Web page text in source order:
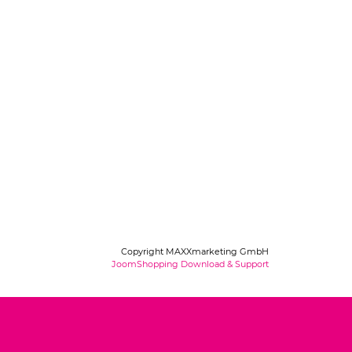
Copyright MAXXmarketing GmbH
JoomShopping Download & Support